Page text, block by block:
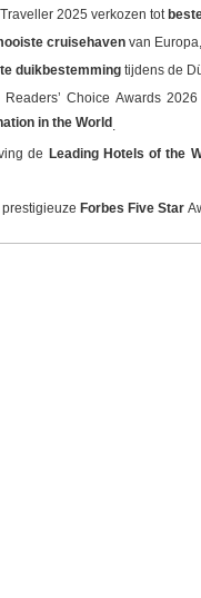
2025 verkozen tot
cruisehaven van
duikbestemming tijdens de
Choice Awards
in the World
de Leading Hotels of the
Forbes Five Star